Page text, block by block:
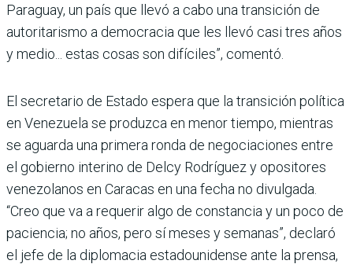
Paraguay, un país que llevó a cabo una transición de
autoritarismo a democracia que les llevó casi tres años
y medio... estas cosas son difíciles”, comentó.
El secretario de Estado espera que la transición política
en Venezuela se produzca en menor tiempo, mientras
se aguarda una primera ronda de negociaciones entre
el gobierno interino de Delcy Rodríguez y opositores
venezolanos en Caracas en una fecha no divulgada.
“Creo que va a requerir algo de constancia y un poco de
paciencia; no años, pero sí meses y semanas”, declaró
el jefe de la diplomacia estadounidense ante la prensa,